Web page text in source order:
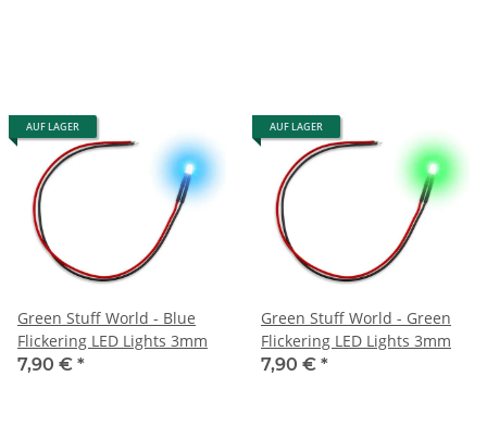
AUF LAGER
Green Stuff World - Blue
Flickering LED Lights 3mm
7,90 € *
AUF LAGER
Green Stuff World - Green
Flickering LED Lights 3mm
7,90 € *